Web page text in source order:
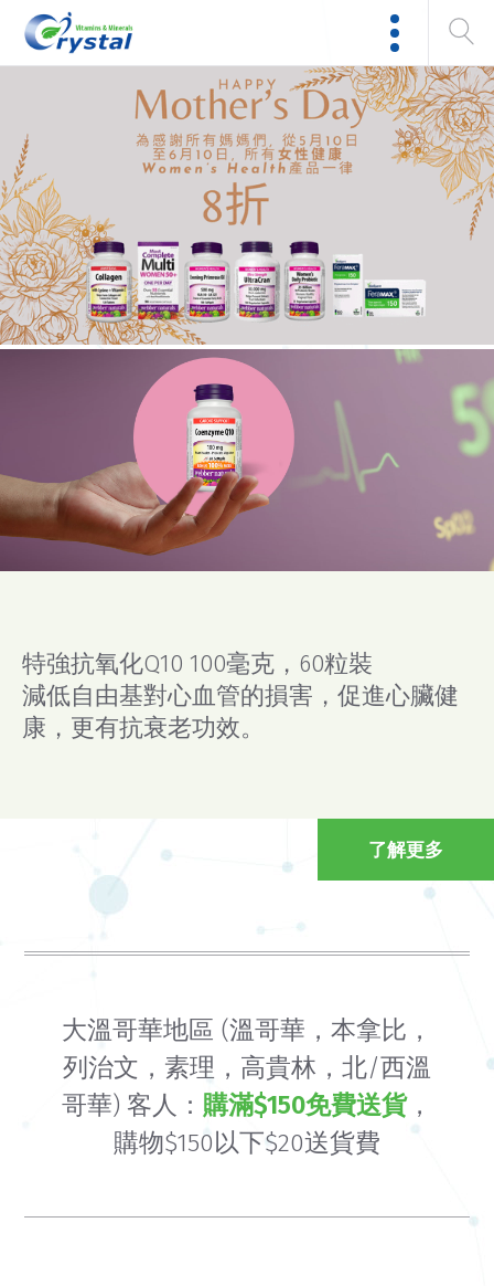
特強抗氧化Q10 100毫克，60粒裝
減低自由基對心血管的損害，促進心臟健
康，更有抗衰老功效。
了解更多
大溫哥華地區 (溫哥華，本拿比，
列治文，素理，高貴林，北/西溫
哥華) 客人： 購滿$150免費送貨，
購物$150以下$20送貨費